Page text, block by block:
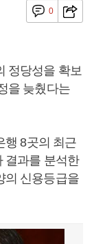
0
정당성을 확보
을 늦췄다는
행 8곳의 최근
결과를 분석한
의 신용등급을